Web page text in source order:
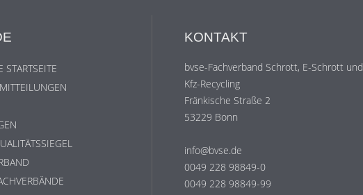
STARTSEITE
KONTAKT
bvse-Fachverband Schrott, E-Schrott und
Kfz-Recycling
Fränkische Straße 2
53229 Bonn
info@bvse.de
0049 228 98849-0
0049 228 98849-99